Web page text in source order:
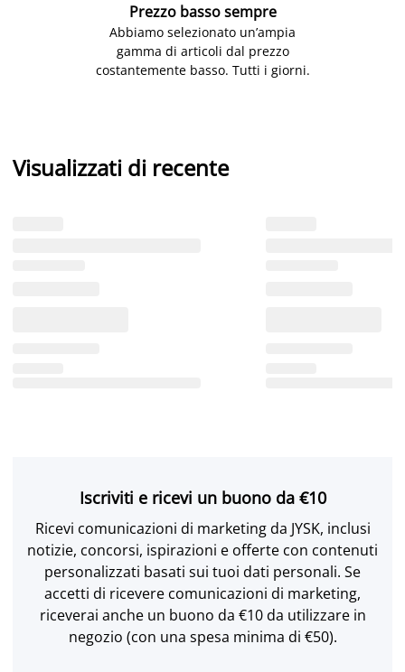
Prezzo basso sempre
Abbiamo selezionato un’ampia
gamma di articoli dal prezzo
costantemente basso. Tutti i giorni.
Visualizzati di recente
Iscriviti e ricevi un buono da €10
Ricevi comunicazioni di marketing da JYSK, inclusi
notizie, concorsi, ispirazioni e offerte con contenuti
personalizzati basati sui tuoi dati personali. Se
accetti di ricevere comunicazioni di marketing,
riceverai anche un buono da €10 da utilizzare in
negozio (con una spesa minima di €50).